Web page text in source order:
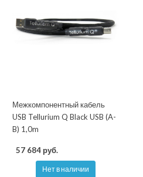
Межкомпонентный кабель
USB Tellurium Q Black USB (A-
B) 1,0m
57 684 руб.
Нет в наличии